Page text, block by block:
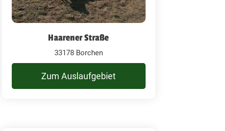
Haarener Straße
33178 Borchen
Zum Auslaufgebiet